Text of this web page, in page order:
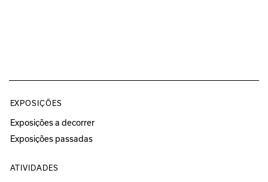
EXPOSIÇÕES
Exposições a decorrer
Exposições passadas
ATIVIDADES